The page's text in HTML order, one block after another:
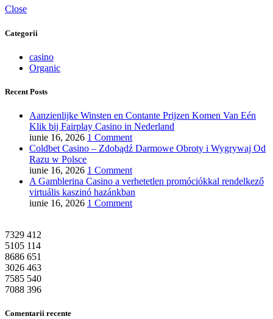
Close
Categorii
casino
Organic
Recent Posts
Aanzienlijke Winsten en Contante Prijzen Komen Van Eén
Klik bij Fairplay Casino in Nederland
iunie 16, 2026 1 Comment
Coldbet Casino – Zdobądź Darmowe Obroty i Wygrywaj Od
Razu w Polsce
iunie 16, 2026 1 Comment
A Gamblerina Casino a verhetetlen promóciókkal rendelkező
virtuális kaszinó hazánkban
iunie 16, 2026 1 Comment
7329 412
5105 114
8686 651
3026 463
7585 540
7088 396
Comentarii recente